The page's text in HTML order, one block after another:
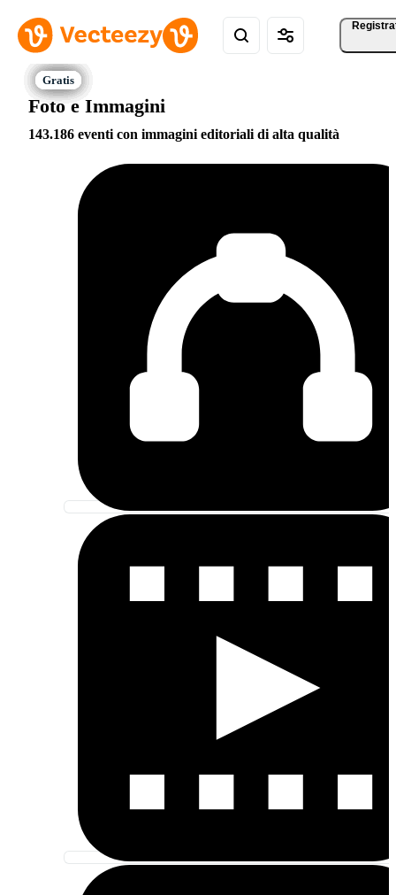
Foto e Immagini
143.186 eventi con immagini editoriali di alta qualità